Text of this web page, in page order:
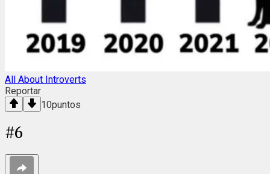
All About Introverts
Reportar
10puntos
#6